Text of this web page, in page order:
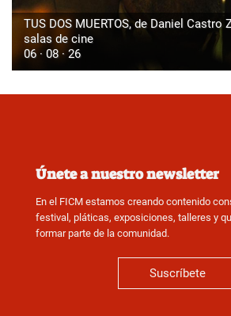
TUS DOS MUERTOS, de Daniel Castro
salas de cine
06 · 08 · 26
Únete a nuestro newsletter
En el FICM estamos creando contenido
festival, pláticas, exposiciones, talleres y
formar parte de la comunidad.
Suscríbete